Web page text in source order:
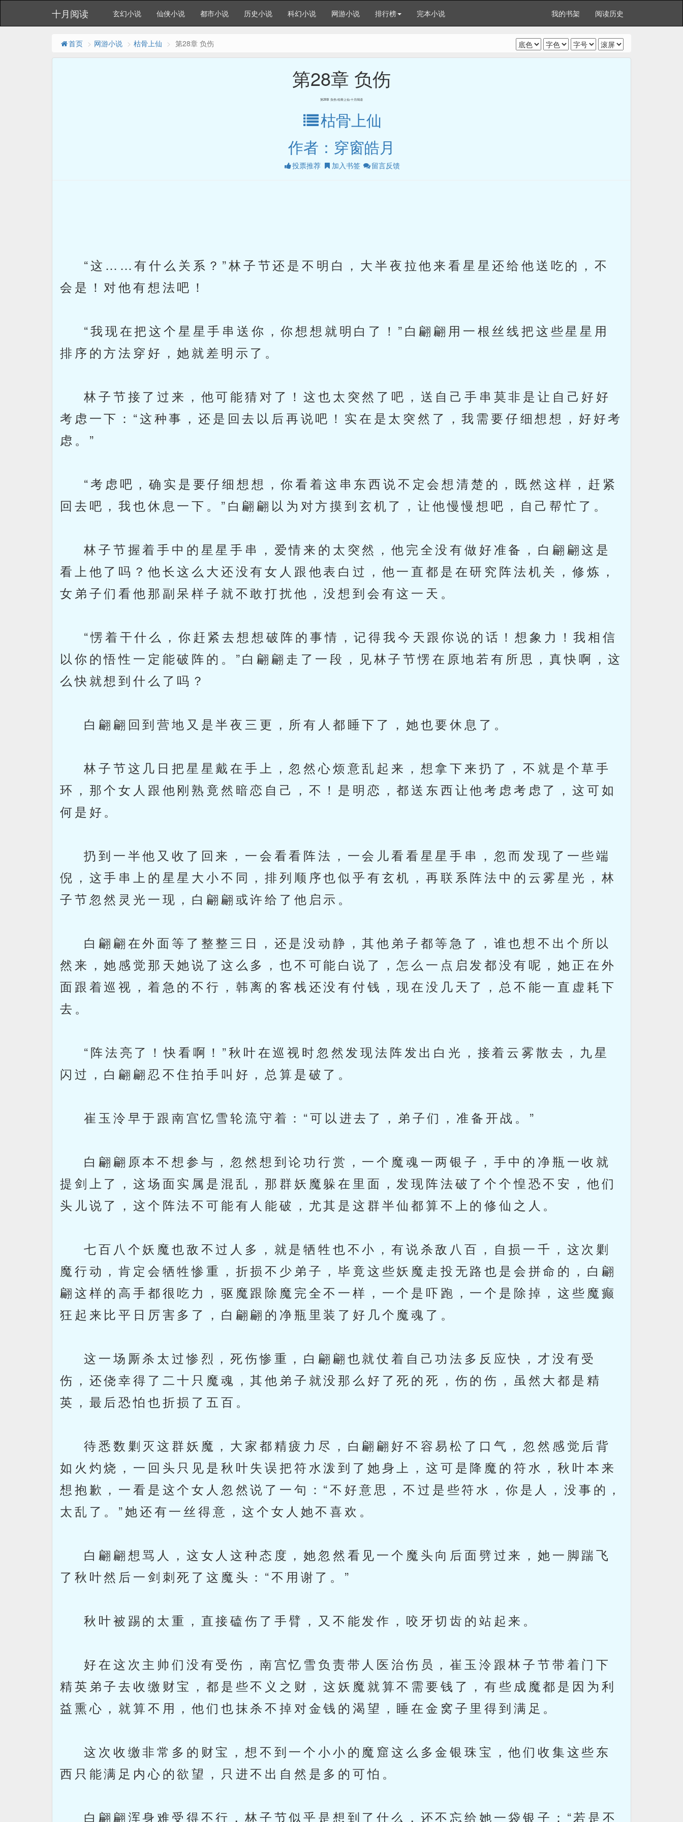
十月阅读 玄幻小说 仙侠小说 都市小说 历史小说 科幻小说 网游小说 排行榜 完本小说 我的书架 阅读历史
首页 网游小说 枯骨上仙 第28章 负伤
第28章 负伤
第28章 负伤-枯骨上仙-十月阅读
枯骨上仙
作者：穿窗皓月
投票推荐 加入书签 留言反馈
“这……有什么关系？”林子节还是不明白，大半夜拉他来看星星还给他送吃的，不
会是！对他有想法吧！
“我现在把这个星星手串送你，你想想就明白了！”白翩翩用一根丝线把这些星星用
排序的方法穿好，她就差明示了。
林子节接了过来，他可能猜对了！这也太突然了吧，送自己手串莫非是让自己好好
考虑一下：“这种事，还是回去以后再说吧！实在是太突然了，我需要仔细想想，好好考
虑。”
“考虑吧，确实是要仔细想想，你看着这串东西说不定会想清楚的，既然这样，赶紧
回去吧，我也休息一下。”白翩翩以为对方摸到玄机了，让他慢慢想吧，自己帮忙了。
林子节握着手中的星星手串，爱情来的太突然，他完全没有做好准备，白翩翩这是
看上他了吗？他长这么大还没有女人跟他表白过，他一直都是在研究阵法机关，修炼，
女弟子们看他那副呆样子就不敢打扰他，没想到会有这一天。
“愣着干什么，你赶紧去想想破阵的事情，记得我今天跟你说的话！想象力！我相信
以你的悟性一定能破阵的。”白翩翩走了一段，见林子节愣在原地若有所思，真快啊，这
么快就想到什么了吗？
白翩翩回到营地又是半夜三更，所有人都睡下了，她也要休息了。
林子节这几日把星星戴在手上，忽然心烦意乱起来，想拿下来扔了，不就是个草手
环，那个女人跟他刚熟竟然暗恋自己，不！是明恋，都送东西让他考虑考虑了，这可如
何是好。
扔到一半他又收了回来，一会看看阵法，一会儿看看星星手串，忽而发现了一些端
倪，这手串上的星星大小不同，排列顺序也似乎有玄机，再联系阵法中的云雾星光，林
子节忽然灵光一现，白翩翩或许给了他启示。
白翩翩在外面等了整整三日，还是没动静，其他弟子都等急了，谁也想不出个所以
然来，她感觉那天她说了这么多，也不可能白说了，怎么一点启发都没有呢，她正在外
面跟着巡视，着急的不行，韩离的客栈还没有付钱，现在没几天了，总不能一直虚耗下
去。
“阵法亮了！快看啊！”秋叶在巡视时忽然发现法阵发出白光，接着云雾散去，九星
闪过，白翩翩忍不住拍手叫好，总算是破了。
崔玉泠早于跟南宫忆雪轮流守着：“可以进去了，弟子们，准备开战。”
白翩翩原本不想参与，忽然想到论功行赏，一个魔魂一两银子，手中的净瓶一收就
提剑上了，这场面实属是混乱，那群妖魔躲在里面，发现阵法破了个个惶恐不安，他们
头儿说了，这个阵法不可能有人能破，尤其是这群半仙都算不上的修仙之人。
七百八个妖魔也敌不过人多，就是牺牲也不小，有说杀敌八百，自损一千，这次剿
魔行动，肯定会牺牲惨重，折损不少弟子，毕竟这些妖魔走投无路也是会拼命的，白翩
翩这样的高手都很吃力，驱魔跟除魔完全不一样，一个是吓跑，一个是除掉，这些魔癫
狂起来比平日厉害多了，白翩翩的净瓶里装了好几个魔魂了。
这一场厮杀太过惨烈，死伤惨重，白翩翩也就仗着自己功法多反应快，才没有受
伤，还侥幸得了二十只魔魂，其他弟子就没那么好了死的死，伤的伤，虽然大都是精
英，最后恐怕也折损了五百。
待悉数剿灭这群妖魔，大家都精疲力尽，白翩翩好不容易松了口气，忽然感觉后背
如火灼烧，一回头只见是秋叶失误把符水泼到了她身上，这可是降魔的符水，秋叶本来
想抱歉，一看是这个女人忽然说了一句：“不好意思，不过是些符水，你是人，没事的，
太乱了。”她还有一丝得意，这个女人她不喜欢。
白翩翩想骂人，这女人这种态度，她忽然看见一个魔头向后面劈过来，她一脚踹飞
了秋叶然后一剑刺死了这魔头：“不用谢了。”
秋叶被踢的太重，直接磕伤了手臂，又不能发作，咬牙切齿的站起来。
好在这次主帅们没有受伤，南宫忆雪负责带人医治伤员，崔玉泠跟林子节带着门下
精英弟子去收缴财宝，都是些不义之财，这妖魔就算不需要钱了，有些成魔都是因为利
益熏心，就算不用，他们也抹杀不掉对金钱的渴望，睡在金窝子里得到满足。
这次收缴非常多的财宝，想不到一个小小的魔窟这么多金银珠宝，他们收集这些东
西只能满足内心的欲望，只进不出自然是多的可怕。
白翩翩浑身难受得不行，林子节似乎是想到了什么，还不忘给她一袋银子：“若是不